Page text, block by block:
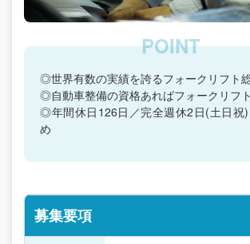
◎世界有数の実績を誇るフォークリフト
◎自動車整備の資格あればフォークリフ
◎年間休日126日／完全週休2日(土日祝
め
募集要項